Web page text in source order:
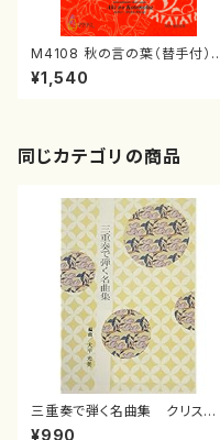
M4108 秋の言の葉（替手付）
（箏/宮城道雄著・宮城宗家監修/
箏曲古典楽譜）
¥1,540
同じカテゴリの商品
三重奏で弾く名曲集 クリスマ
スメドレー( 箏2/大平光美 編
¥990